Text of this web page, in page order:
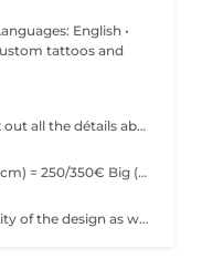
We offer the study with clients to work out all the détails about their tattoo.
Little (10cm) = 150/200€ Médium (15/20cm) = 250/350€ Big (25cm/+) = start at 400€ Custom quotes per project! The prices vary depending on the complexity of the design as well as the área to be tattoed!
Prices vary depending on the complexity of the design as well as the área to be tattoed.